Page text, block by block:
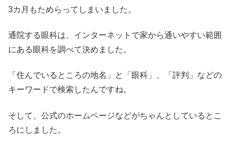
3カ月もためらってしまいました。
通院する眼科は、インターネットで家から通いやすい範囲
にある眼科を調べて決めました。
「住んでいるところの地名」と「眼科」、「評判」などの
キーワードで検索したんですね。
そして、公式のホームページなどがちゃんとしているとこ
ろにしました。